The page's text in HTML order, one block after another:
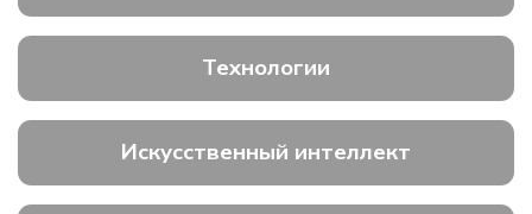
Технологии
Искусственный интеллект